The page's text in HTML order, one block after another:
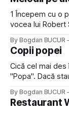
avut, în schimb, o
1 Începem cu o
vocea lui Robert
a dovedit că
By Bogdan BUCUR
Copii popei
Cică cel mai des
"Popa". Dacă
Dexonline
veni din slava
By Bogdan BUCUR
Restaurant